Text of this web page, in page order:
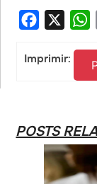
Facebook
Imprimir:
POSTS